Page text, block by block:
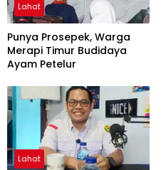
Lahat
Punya Prosepek, Warga
Merapi Timur Budidaya
Ayam Petelur
Lahat